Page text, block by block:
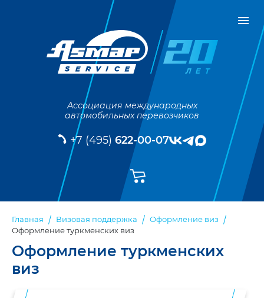
Ассоциация международных
автомобильных перевозчиков
+7 (495) 622-00-07
Главная Визовая поддержка
Оформление виз
Оформление туркменских виз
Оформление туркменских
виз